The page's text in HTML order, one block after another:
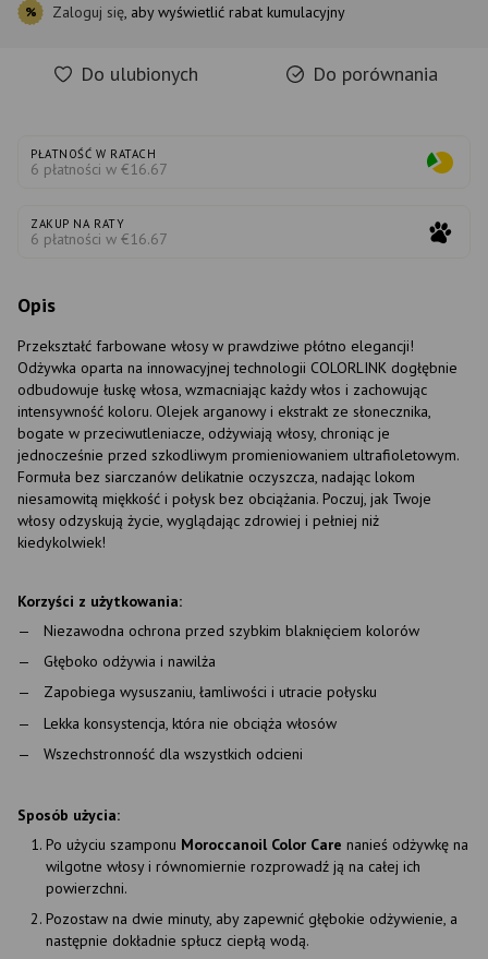
% Zaloguj się , aby wyświetlić rabat kumulacyjny
Do ulubionych Do porównania
PŁATNOŚĆ W RATACH
6 płatności w €16.67
ZAKUP NA RATY
6 płatności w €16.67
Opis
Przekształć farbowane włosy w prawdziwe płótno elegancji!
Odżywka oparta na innowacyjnej technologii COLORLINK dogłębnie
odbudowuje łuskę włosa, wzmacniając każdy włos i zachowując
intensywność koloru. Olejek arganowy i ekstrakt ze słonecznika,
bogate w przeciwutleniacze, odżywiają włosy, chroniąc je
jednocześnie przed szkodliwym promieniowaniem ultrafioletowym.
Formuła bez siarczanów delikatnie oczyszcza, nadając lokom
niesamowitą miękkość i połysk bez obciążania. Poczuj, jak Twoje
włosy odzyskują życie, wyglądając zdrowiej i pełniej niż
kiedykolwiek!
Korzyści z użytkowania:
Niezawodna ochrona przed szybkim blaknięciem kolorów
Głęboko odżywia i nawilża
Zapobiega wysuszaniu, łamliwości i utracie połysku
Lekka konsystencja, która nie obciąża włosów
Wszechstronność dla wszystkich odcieni
Sposób użycia:
Po użyciu szamponu Moroccanoil Color Care nanieś odżywkę na
wilgotne włosy i równomiernie rozprowadź ją na całej ich
powierzchni.
Pozostaw na dwie minuty, aby zapewnić głębokie odżywienie, a
następnie dokładnie spłucz ciepłą wodą.